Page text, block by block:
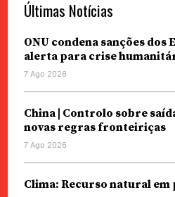
Últimas Notícias
ONU condena sanções dos
alerta para crise
7 Ago 2026
China | Controlo sobre
novas regras fronteiriças
7 Ago 2026
Clima: Recurso natural em